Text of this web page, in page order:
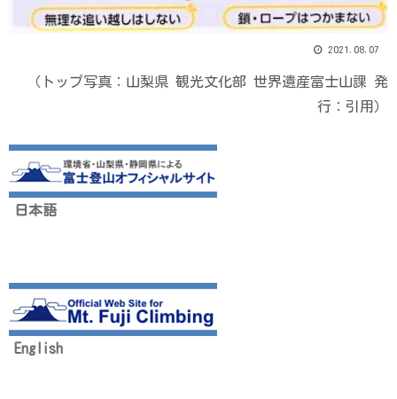
2021.08.07
（トップ写真：山梨県 観光文化部 世界遺産富士山課 発
行：引用）
日本語
English